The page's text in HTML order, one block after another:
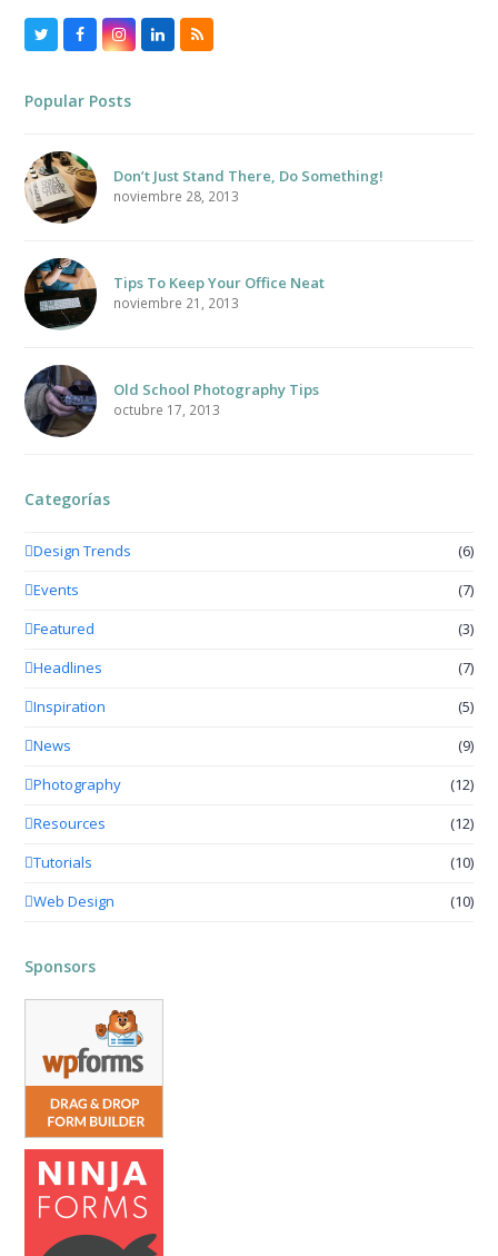
TwitterFacebookInstagramLinkedInRSS
Popular Posts
Don’t Just Stand There, Do Something!
noviembre 28, 2013
Tips To Keep Your Office Neat
noviembre 21, 2013
Old School Photography Tips
octubre 17, 2013
Categorías
Design Trends
(6)
Events
(7)
Featured
(3)
Headlines
(7)
Inspiration
(5)
News
(9)
Photography
(12)
Resources
(12)
Tutorials
(10)
Web Design
(10)
Sponsors